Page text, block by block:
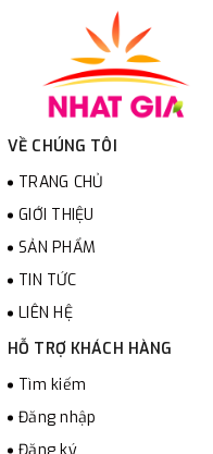
VỀ CHÚNG TÔI
TRANG CHỦ
GIỚI THIỆU
SẢN PHẨM
TIN TỨC
LIÊN HỆ
HỖ TRỢ KHÁCH HÀNG
Tìm kiếm
Đăng nhập